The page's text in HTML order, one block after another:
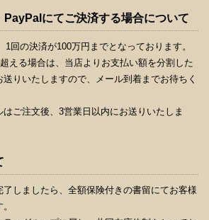
PayPalにてご決済する場合について
1回の決済が100万円までとなっております。
える場合は、当店よりお支払い額を分割した
りいたしますので、メール到着までお待ちく
ご注文後、3営業日以内にお送りいたしま
しましたら、全額保険付きの書留にてお客様